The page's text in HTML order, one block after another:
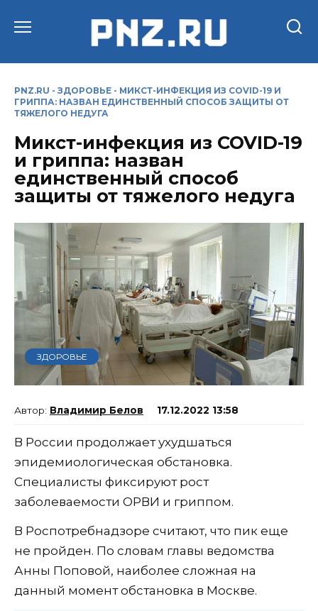
PNZ.RU - ЗДОРОВЬЕ - МИКСТ-ИНФЕКЦИЯ ИЗ COVID-19 И
ГРИППА: НАЗВАН ЕДИНСТВЕННЫЙ СПОСОБ ЗАЩИТЫ ОТ
ТЯЖЕЛОГО НЕДУГА
Микст-инфекция из COVID-19
и гриппа: назван
единственный способ
защиты от тяжелого недуга
ЗДОРОВЬЕ
Владимир Белов 17.12.2022 13:58
В России продолжает ухудшаться
эпидемиологическая обстановка.
Специалисты фиксируют рост
заболеваемости ОРВИ и гриппом.
В Роспотребнадзоре считают, что пик еще
не пройден. По словам главы ведомства
Анны Поповой, наиболее сложная на
данный момент обстановка в Москве.